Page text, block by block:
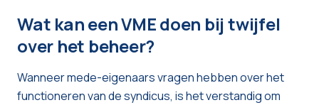
Wat kan een VME doen bij twijfel
over het beheer?
Wanneer mede-eigenaars vragen hebben over het
functioneren van de syndicus, is het verstandig om